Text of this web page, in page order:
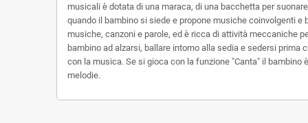
musicali è dotata di una maraca, di una bacchetta per
quando il bambino si siede e propone musiche coinvolgenti
musiche, canzoni e parole, ed è ricca di attività meccaniche
bambino ad alzarsi, ballare intorno alla sedia e sedersi
con la musica. Se si gioca con la funzione "Canta" il
melodie.